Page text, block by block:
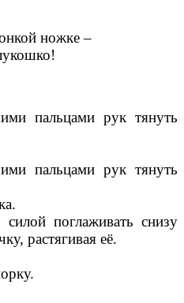
ножке –
пальцами рук тянуть
пальцами рук тянуть
поглаживать снизу
растягивая её.